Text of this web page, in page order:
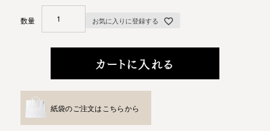
お気に入りに登録する
カートに入れる
紙袋のご注文はこちらから